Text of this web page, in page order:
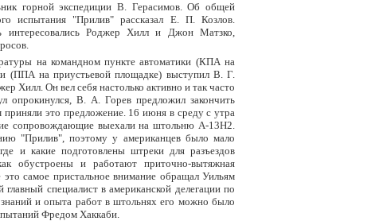
горной экспедиции В. Герасимов. Об общей
испытания "Прилив" рассказал Е. П. Козлов.
интересовались Роджер Хилл и Джон Матзко,
на командном пункте автоматики (КПА на
(ППА на приустьевой площадке) выступил В. Г.
Хилл. Он вел себя настолько активно и так часто
опрокинулся, В. А. Горев предложил закончить
это предложение. 16 июня в среду с утра
сопровождающие выехали на штольню А-13Н2.
"Прилив", поэтому у американцев было мало
и какие подготовлены штреки для разъездов
обустроены и работают приточно-вытяжная
самое пристальное внимание обращал Уильям
специалист в американской делегации по
и опыта работ в штольнях его можно было
Фредом Хаккаби.